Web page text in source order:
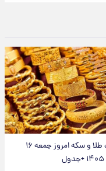
قیمت طلا و سکه امروز جمعه ۱۶